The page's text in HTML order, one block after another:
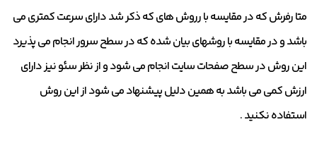
متا رفرش که در مقایسه با رروش های که ذکر شد دارای سرعت کمتری می
باشد و در مقایسه با روشهای بیان شده که در سطح سرور انجام می پذیرد
این روش در سطح صفحات سایت انجام می شود و از نظر سئو نیز دارای
ارزش کمی می باشد به همین دلیل پیشنهاد می شود از این روش
استفاده نکنید .